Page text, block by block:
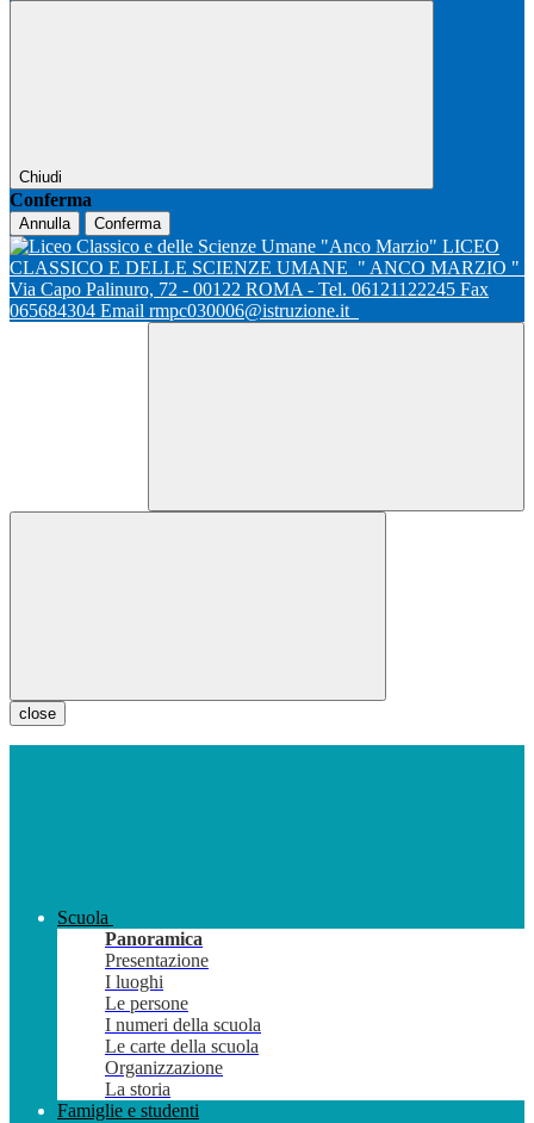
Chiudi
Conferma
Annulla Conferma
LICEO
CLASSICO E DELLE SCIENZE UMANE " ANCO MARZIO "
Via Capo Palinuro, 72 - 00122 ROMA - Tel. 06121122245 Fax
065684304 Email rmpc030006@istruzione.it
close
Scuola
Panoramica
Presentazione
I luoghi
Le persone
I numeri della scuola
Le carte della scuola
Organizzazione
La storia
Famiglie e studenti